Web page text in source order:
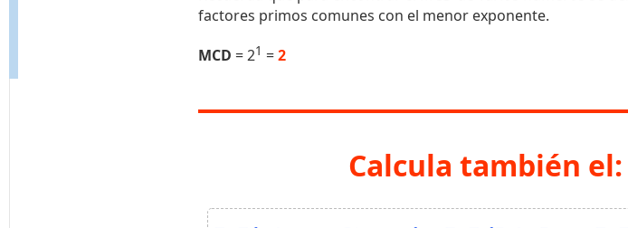
factores primos comunes con el menor exponente.
MCD = 21 =2
Calcula también el: